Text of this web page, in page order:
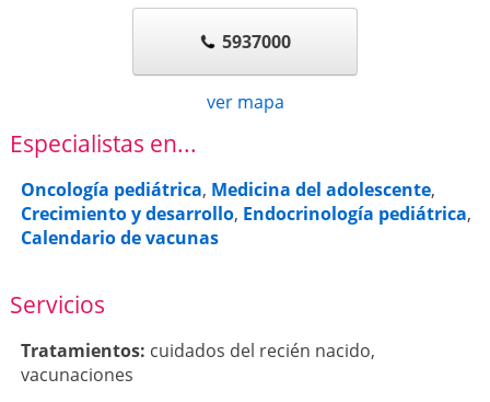
5937000
ver mapa
Especialistas en...
Oncología pediátrica, Medicina del adolescente,
Crecimiento y desarrollo, Endocrinología pediátrica,
Calendario de vacunas
Servicios
Tratamientos: cuidados del recién nacido,
vacunaciones